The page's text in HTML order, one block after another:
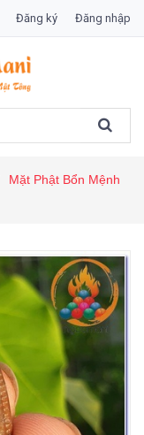
Đăng ký Đăng nhập
Mặt Phật Bổn Mệnh